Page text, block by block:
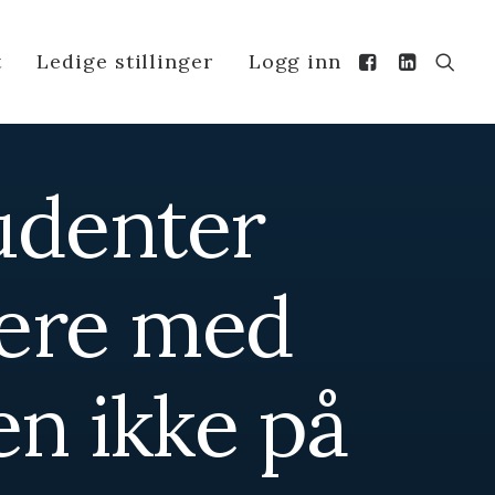
Ledige stillinger Logg inn
med
ikke på